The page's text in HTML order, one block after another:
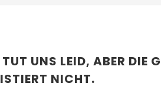
TUT UNS LEID, ABER DIE
NICHT.